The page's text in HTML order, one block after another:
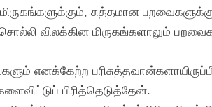
சுத்தமான
விலக்கின மிருகங்களாலும்
எனக்கேற்ற
பிரித்தெடுத்தேன்.